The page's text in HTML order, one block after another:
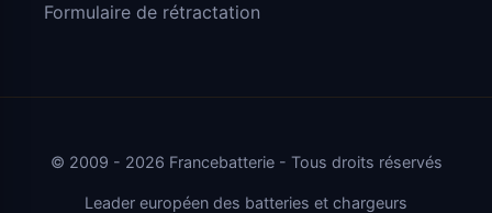
Formulaire de rétractation
© 2009 - 2026 Francebatterie - Tous droits réservés
Leader européen des batteries et chargeurs